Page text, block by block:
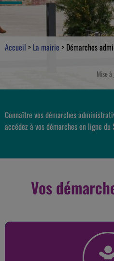
Accueil > La mairie > Démarches
Mise
Connaître vos démarches
accédez à vos démarches en ligne
Vos